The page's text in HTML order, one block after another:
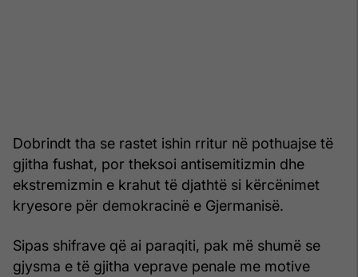
Dobrindt tha se rastet ishin rritur në pothuajse të
gjitha fushat, por theksoi antisemitizmin dhe
ekstremizmin e krahut të djathtë si kërcënimet
kryesore për demokracinë e Gjermanisë.
Sipas shifrave që ai paraqiti, pak më shumë se
gjysma e të gjitha veprave penale me motive